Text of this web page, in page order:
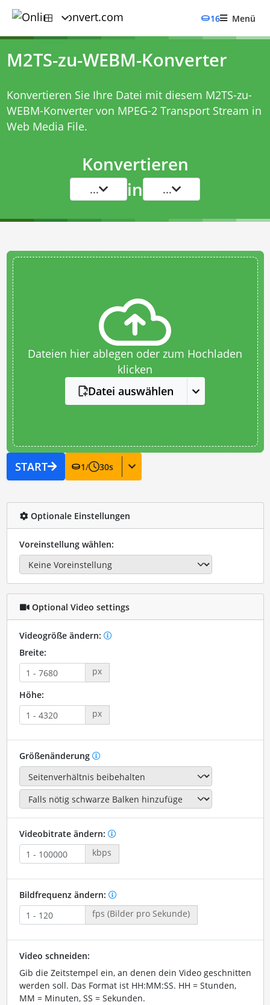
16 Menü
M2TS-zu-WEBM-Konverter
Konvertieren Sie Ihre Datei mit diesem M2TS-zu-
WEBM-Konvertervon MPEG-2 Transport Stream in
Web Media File.
Konvertieren
... in ...
Dateien hier ablegen oder zum Hochladen
klicken
Datei auswählen
START 1/ 30s
Optionale Einstellungen
Voreinstellung wählen:
Optional Video settings
Videogröße ändern:
Breite:
px
Höhe:
px
Größenänderung
Videobitrate ändern:
kbps
Bildfrequenz ändern:
fps (Bilder pro Sekunde)
Video schneiden:
Gib die Zeitstempel ein, an denen dein Video geschnitten
werden soll. Das Format ist HH:MM:SS. HH = Stunden,
MM = Minuten, SS = Sekunden.